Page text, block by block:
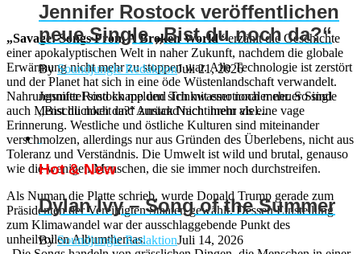
„Savage: Songs From A Broken World“erzählt die Geschichte
einer apokalyptischen Welt in naher Zukunft, nachdem die globale
Erwärmung nicht mehr zu stoppen war. Alle Technologie ist zerstört
und der Planet hat sich in eine öde Wüstenlandschaft verwandelt.
Nahrungsmittel sind knapp und Trinkwasser noch mehr. So sind
auch Menschlichkeit und Anstand nicht mehr als eine vage
Erinnerung. Westliche und östliche Kulturen sind miteinander
verschmolzen, allerdings nur aus Gründen des Überlebens, nicht aus
Toleranz und Verständnis. Die Umwelt ist wild und brutal, genauso
wie die wenigen Menschen, die sie immer noch durchstreifen.
Als Numan die Platte schrieb, wurde Donald Trump gerade zum
Präsidenten der Vereinigten Staaten gewählt. Dessen Einstellung
zum Klimawandel war der ausschlaggebende Punkt des
unheilvollen Albumthemas.
Jennifer Rostock veröffentlichen
neue Single „Bist du noch da?“
BySoundjungle RedaktionJuli 21, 2026
Jennifer Rostock melden sich mit emotionaler neuer Single
„Bist du noch da?“ zurück Nach ihrem viel...
Hot & New
Dylan Ivy – Song of the Summer
BySoundjungle RedaktionJuli 14, 2026